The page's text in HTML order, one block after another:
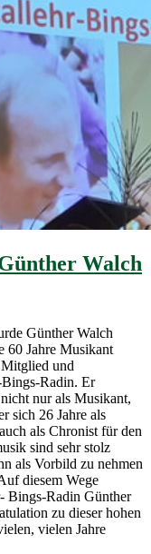
Walch
Günther Walch
60 Jahre Musikant
und
Radin. Er
nur als Musikant,
sich 26 Jahre als
als Chronist für den
sind sehr stolz
als Vorbild zu nehmen
diesem Wege
Bings-Radin Günther
zu dieser hohen
vielen Jahre